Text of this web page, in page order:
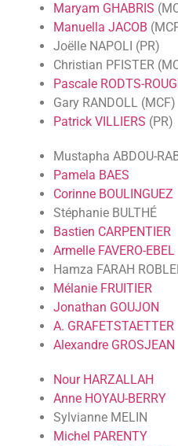
Maryam GHABRIS
Manuella JACOB
Joëlle NAPOLI (PR)
Christian PFISTER
Pascale RODTS-
Gary RANDOLL (MCF)
Patrick VILLIERS (PR)
Mustapha ABDOU-
Pamela BAES
Corinne BOULINGUEZ
Stéphanie BULTHÉ
Bastien CARPENTIER
Armelle FAVERO-EBEL
Hamza FARAH
Mélanie FRUITIER
Jonathan GOUJON
A. GRAFETSTAETTER
Alexandre GROSJEAN
Nour HARZALLAH
Anne HOYAU-BERRY
Sylvianne MELIN
Michel PARENTY